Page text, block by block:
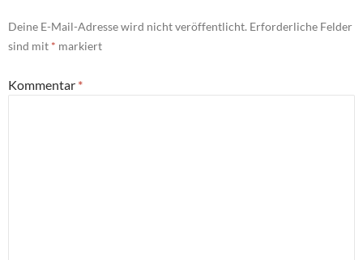
Deine E-Mail-Adresse wird nicht veröffentlicht. Erforderliche Felder
sind mit * markiert
Kommentar *